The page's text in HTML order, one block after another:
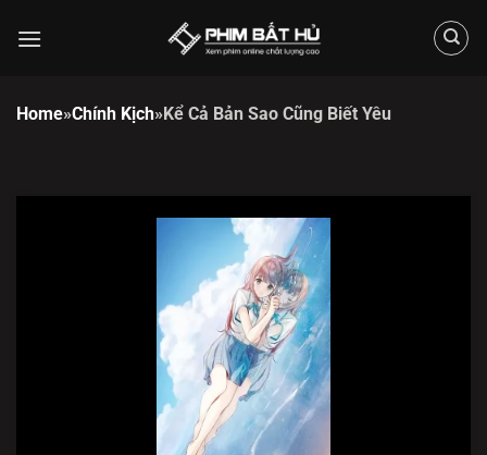
đến
Home»Chính Kịch»Kể Cả Bản Sao Cũng Biết Yêu